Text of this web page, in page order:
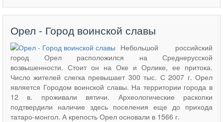
Орел - Город воинской славы
Небольшой российский
город Орел расположился на Среднерусской
возвышенности. Стоит он на Оке и Орлике, ее притока.
Число жителей слегка превышает 300 тыс. С 2007 г. Орел
является Городом воинской славы. На территории города в
12 в. проживали вятичи. Археологические раскопки
подтвердили наличие здесь поселения еще до прихода
татаро-монгол. А крепость Орел основали в 1566 г.